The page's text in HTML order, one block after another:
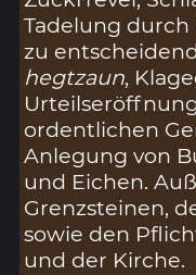
Tadelung
zu
hegtzaun,
ordentlichen
Anlegung von
und Eichen.
Grenzsteinen,
sowie den
und der Kirche.